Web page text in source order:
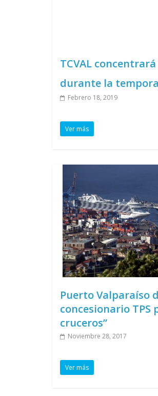
TCVAL
durante la
Febrero 18, 2019
Ver más
Puerto Valparaíso
concesionario TPS
cruceros”
Noviembre 28, 2017
Ver más